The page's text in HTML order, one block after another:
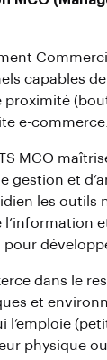
capables
proximité
e-
MCO
gestion et
les outils
dans le
et
l’emploie
physique